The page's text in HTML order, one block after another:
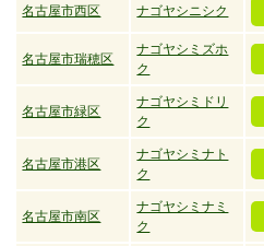
名古屋市西区 ナゴヤシニシク
名古屋市瑞穂区
ナゴヤシミズホ
ク
名古屋市緑区
ナゴヤシミドリ
ク
名古屋市港区
ナゴヤシミナト
ク
名古屋市南区
ナゴヤシミナミ
ク